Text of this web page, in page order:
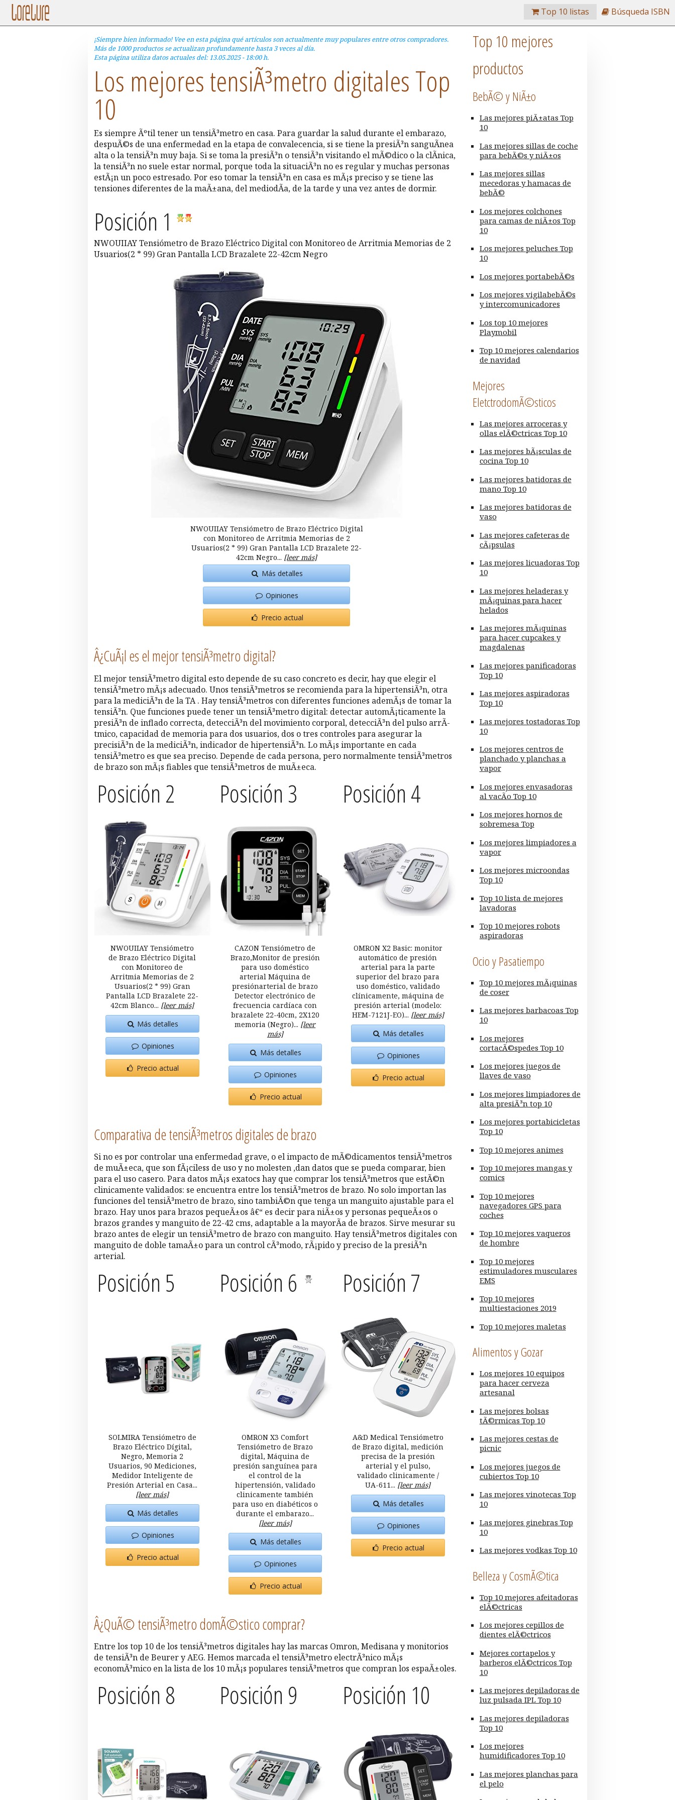
Top 10 listas Búsqueda ISBN
¡Siempre bien informado! Vee en esta página qué artículos son actualmente muy populares entre otros compradores.
Más de 1000 productos se actualizan profundamente hasta 3 veces al día.
Esta página utiliza datos actuales del: 13.05.2025 - 18:00 h.
Los mejores tensiÃ³metro digitales Top
10
Es siempre Ãºtil tener un tensiÃ³metro en casa. Para guardar la salud durante el embarazo,
despuÃ©s de una enfermedad en la etapa de convalecencia, si se tiene la presiÃ³n sanguÃ­nea
alta o la tensiÃ³n muy baja. Si se toma la presiÃ³n o tensiÃ³n visitando el mÃ©dico o la clÃ­nica,
la tensiÃ³n no suele estar normal, porque toda la situaciÃ³n no es regular y muchas personas
estÃ¡n un poco estresado. Por eso tomar la tensiÃ³n en casa es mÃ¡s preciso y se tiene las
tensiones diferentes de la maÃ±ana, del mediodÃ­a, de la tarde y una vez antes de dormir.
Posición 1
NWOUIIAY Tensiómetro de Brazo Eléctrico Digital con Monitoreo de Arritmia Memorias de 2
Usuarios(2 * 99) Gran Pantalla LCD Brazalete 22-42cm Negro
NWOUIIAY Tensiómetro de Brazo Eléctrico Digital
con Monitoreo de Arritmia Memorias de 2
Usuarios(2 * 99) Gran Pantalla LCD Brazalete 22-
42cm Negro... [leer más]
Más detalles
Opiniones
Precio actual
Â¿CuÃ¡l es el mejor tensiÃ³metro digital?
El mejor tensiÃ³metro digital esto depende de su caso concreto es decir, hay que elegir el
tensiÃ³metro mÃ¡s adecuado. Unos tensiÃ³metros se recomienda para la hipertensiÃ³n, otra
para la mediciÃ³n de la TA . Hay tensiÃ³metros con diferentes funciones ademÃ¡s de tomar la
tensiÃ³n. Que funciones puede tener un tensiÃ³metro digital: detectar automÃ¡ticamente la
presiÃ³n de inflado correcta, detecciÃ³n del movimiento corporal, detecciÃ³n del pulso arrÃ­
tmico, capacidad de memoria para dos usuarios, dos o tres controles para asegurar la
precisiÃ³n de la mediciÃ³n, indicador de hipertensiÃ³n. Lo mÃ¡s importante en cada
tensiÃ³metro es que sea preciso. Depende de cada persona, pero normalmente tensiÃ³metros
de brazo son mÃ¡s fiables que tensiÃ³metros de muÃ±eca.
Posición 2
NWOUIIAY Tensiómetro
de Brazo Eléctrico Digital
con Monitoreo de
Arritmia Memorias de 2
Usuarios(2 * 99) Gran
Pantalla LCD Brazalete 22-
42cm Blanco... [leer más]
Más detalles
Opiniones
Precio actual
Posición 3
CAZON Tensiómetro de
Brazo,Monitor de presión
para uso doméstico
arterial Máquina de
presiónarterial de brazo
Detector electrónico de
frecuencia cardíaca con
brazalete 22-40cm, 2X120
memoria (Negro)... [leer
más]
Más detalles
Opiniones
Precio actual
Posición 4
OMRON X2 Basic: monitor
automático de presión
arterial para la parte
superior del brazo para
uso doméstico, validado
clínicamente, máquina de
presión arterial (modelo:
HEM-7121J-EO)... [leer más]
Más detalles
Opiniones
Precio actual
Comparativa de tensiÃ³metros digitales de brazo
Si no es por controlar una enfermedad grave, o el impacto de mÃ©dicamentos tensiÃ³metros
de muÃ±eca, que son fÃ¡ciless de uso y no molesten ,dan datos que se pueda comparar, bien
para el uso casero. Para datos mÃ¡s exatocs hay que comprar los tensiÃ³metros que estÃ©n
clinicamente validados: se encuentra entre los tensiÃ³metros de brazo. No solo importan las
funciones del tensiÃ³metro de brazo, sino tambiÃ©n que tenga un manguito ajustable para el
brazo. Hay unos para brazos pequeÃ±os â€“ es decir para niÃ±os y personas pequeÃ±os o
brazos grandes y manguito de 22-42 cms, adaptable a la mayorÃ­a de brazos. Sirve mesurar su
brazo antes de elegir un tensiÃ³metro de brazo con manguito. Hay tensiÃ³metros digitales con
manguito de doble tamaÃ±o para un control cÃ³modo, rÃ¡pido y preciso de la presiÃ³n
arterial.
Posición 5
SOLMIRA Tensiómetro de
Brazo Eléctrico Dígital,
Negro, Memoria 2
Usuarios, 90 Mediciones,
Medidor Inteligente de
Presión Arterial en Casa...
[leer más]
Más detalles
Opiniones
Precio actual
Posición 6
OMRON X3 Comfort
Tensiómetro de Brazo
digital, Máquina de
presión sanguínea para
el control de la
hipertensión, validado
clinicamente también
para uso en diabéticos o
durante el embarazo...
[leer más]
Más detalles
Opiniones
Precio actual
Posición 7
A&D Medical Tensiómetro
de Brazo digital, medición
precisa de la presión
arterial y el pulso,
validado clinicamente /
UA-611... [leer más]
Más detalles
Opiniones
Precio actual
Â¿QuÃ© tensiÃ³metro domÃ©stico comprar?
Entre los top 10 de los tensiÃ³metros digitales hay las marcas Omron, Medisana y monitorios
de tensiÃ³n de Beurer y AEG. Hemos marcada el tensiÃ³metro electrÃ³nico mÃ¡s
economÃ³mico en la lista de los 10 mÃ¡s populares tensiÃ³metros que compran los espaÃ±oles.
Posición 8 Posición 9 Posición 10
Top 10 mejores
productos
BebÃ© y NiÃ±o
Las mejores piÃ±atas Top
10
Las mejores sillas de coche
para bebÃ©s y niÃ±os
Las mejores sillas
mecedoras y hamacas de
bebÃ©
Los mejores colchones
para camas de niÃ±os Top
10
Los mejores peluches Top
10
Los mejores portabebÃ©s
Los mejores vigilabebÃ©s
y intercomunicadores
Los top 10 mejores
Playmobil
Top 10 mejores calendarios
de navidad
Mejores
EletctrodomÃ©sticos
Las mejores arroceras y
ollas elÃ©ctricas Top 10
Las mejores bÃ¡sculas de
cocina Top 10
Las mejores batidoras de
mano Top 10
Las mejores batidoras de
vaso
Las mejores cafeteras de
cÃ¡psulas
Las mejores licuadoras Top
10
Las mejores heladeras y
mÃ¡quinas para hacer
helados
Las mejores mÃ¡quinas
para hacer cupcakes y
magdalenas
Las mejores panificadoras
Top 10
Las mejores aspiradoras
Top 10
Las mejores tostadoras Top
10
Los mejores centros de
planchado y planchas a
vapor
Los mejores envasadoras
al vacÃ­o Top 10
Los mejores hornos de
sobremesa Top
Los mejores limpiadores a
vapor
Los mejores microondas
Top 10
Top 10 lista de mejores
lavadoras
Top 10 mejores robots
aspiradoras
Ocio y Pasatiempo
Top 10 mejores mÃ¡quinas
de coser
Las mejores barbacoas Top
10
Los mejores
cortacÃ©spedes Top 10
Los mejores juegos de
llaves de vaso
Los mejores limpiadores de
alta presiÃ³n top 10
Los mejores portabicicletas
Top 10
Top 10 mejores animes
Top 10 mejores mangas y
comics
Top 10 mejores
navegadores GPS para
coches
Top 10 mejores vaqueros
de hombre
Top 10 mejores
estimuladores musculares
EMS
Top 10 mejores
multiestaciones 2019
Top 10 mejores maletas
Alimentos y Gozar
Los mejores 10 equipos
para hacer cerveza
artesanal
Las mejores bolsas
tÃ©rmicas Top 10
Las mejores cestas de
picnic
Los mejores juegos de
cubiertos Top 10
Las mejores vinotecas Top
10
Las mejores ginebras Top
10
Las mejores vodkas Top 10
Belleza y CosmÃ©tica
Top 10 mejores afeitadoras
elÃ©ctricas
Los mejores cepillos de
dientes elÃ©ctricos
Mejores cortapelos y
barberos elÃ©ctricos Top
10
Las mejores depiladoras de
luz pulsada IPL Top 10
Las mejores depiladoras
Top 10
Los mejores
humidificadores Top 10
Las mejores planchas para
el pelo